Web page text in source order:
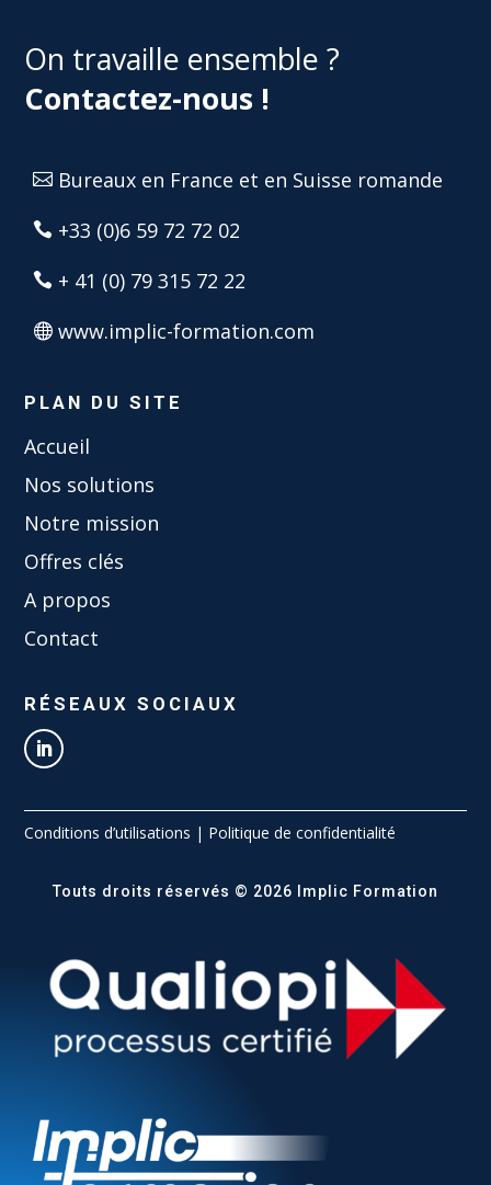
On travaille ensemble ?
Contactez-nous !
 Bureaux en France et en Suisse romande
 +33 (0)6 59 72 72 02
 + 41 (0) 79 315 72 22
 www.implic-formation.com
PLAN DU SITE
Accueil
Nos solutions
Notre mission
Offres clés
A propos
Contact
RÉSEAUX SOCIAUX
Conditions d’utilisations | Politique de confidentialité
Touts droits réservés © 2026 Implic Formation